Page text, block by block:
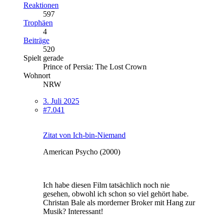
Reaktionen
597
Trophäen
4
Beiträge
520
Spielt gerade
Prince of Persia: The Lost Crown
Wohnort
NRW
3. Juli 2025
#7.041
Zitat von Ich-bin-Niemand
American Psycho (2000)
Ich habe diesen Film tatsächlich noch nie
gesehen, obwohl ich schon so viel gehört habe.
Christan Bale als morderner Broker mit Hang zur
Musik? Interessant!